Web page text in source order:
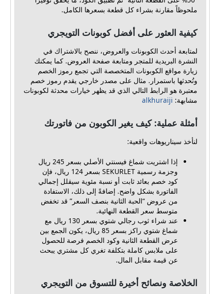
ملحوظاً مقارنة بشراء كل قطعة بسعرها الكامل.
كيفية العثور على أفضل كوبونات التويجري
لمتابعة أحدث الكوبونات والعروض، ننصح بالاشتراك في
النشرة البريدية للمتجر ومتابعة صفحة العروض. كما يمكنك
زيارة مواقع الكوبونات المتخصصة التي تجمع رموز الخصم
وتُحدثها باستمرار. مثال على مصدر خارجي يقدم رموز خصم
معتبرة هو الرابط التالي الذي قد يظهر خيارات محدثة لكوبونات
مشابهة: alkhuraiji
أمثلة عملية: كيف يغير الكوبون من فاتورتك
لنأخذ سيناريوهات واقعية:
إذا اشتريت شماغ فيسنتي الأصلي بسعر 245 ريال
وجزمة رسمية SEKURLET بسعر 124 ريال، فإن
كود خصم بعائد ثابت أو نسبة مئوية سيقلل إجمالي
الفاتورة بشكل واضح. إضافةً إلى ذلك، الاستفادة
من عروض “الحبة الثانية بنصف السعر” قد تخفض
متوسط سعر القطعة النهائية.
عند شراء ثوب رجالي شتوي بسعر 130 ريال مع
شماغ شتوي راكز بسعر 85 ريال، يكون الجمع بين
عرض القطعة الثانية وكود الخصم فرصة للحصول
على ملابس كاملة بتكلفة تغري كل مشتري يبحث
عن قيمة مقابل المال.
الخلاصة ونصائح أخيرة للتسوق من التويجري